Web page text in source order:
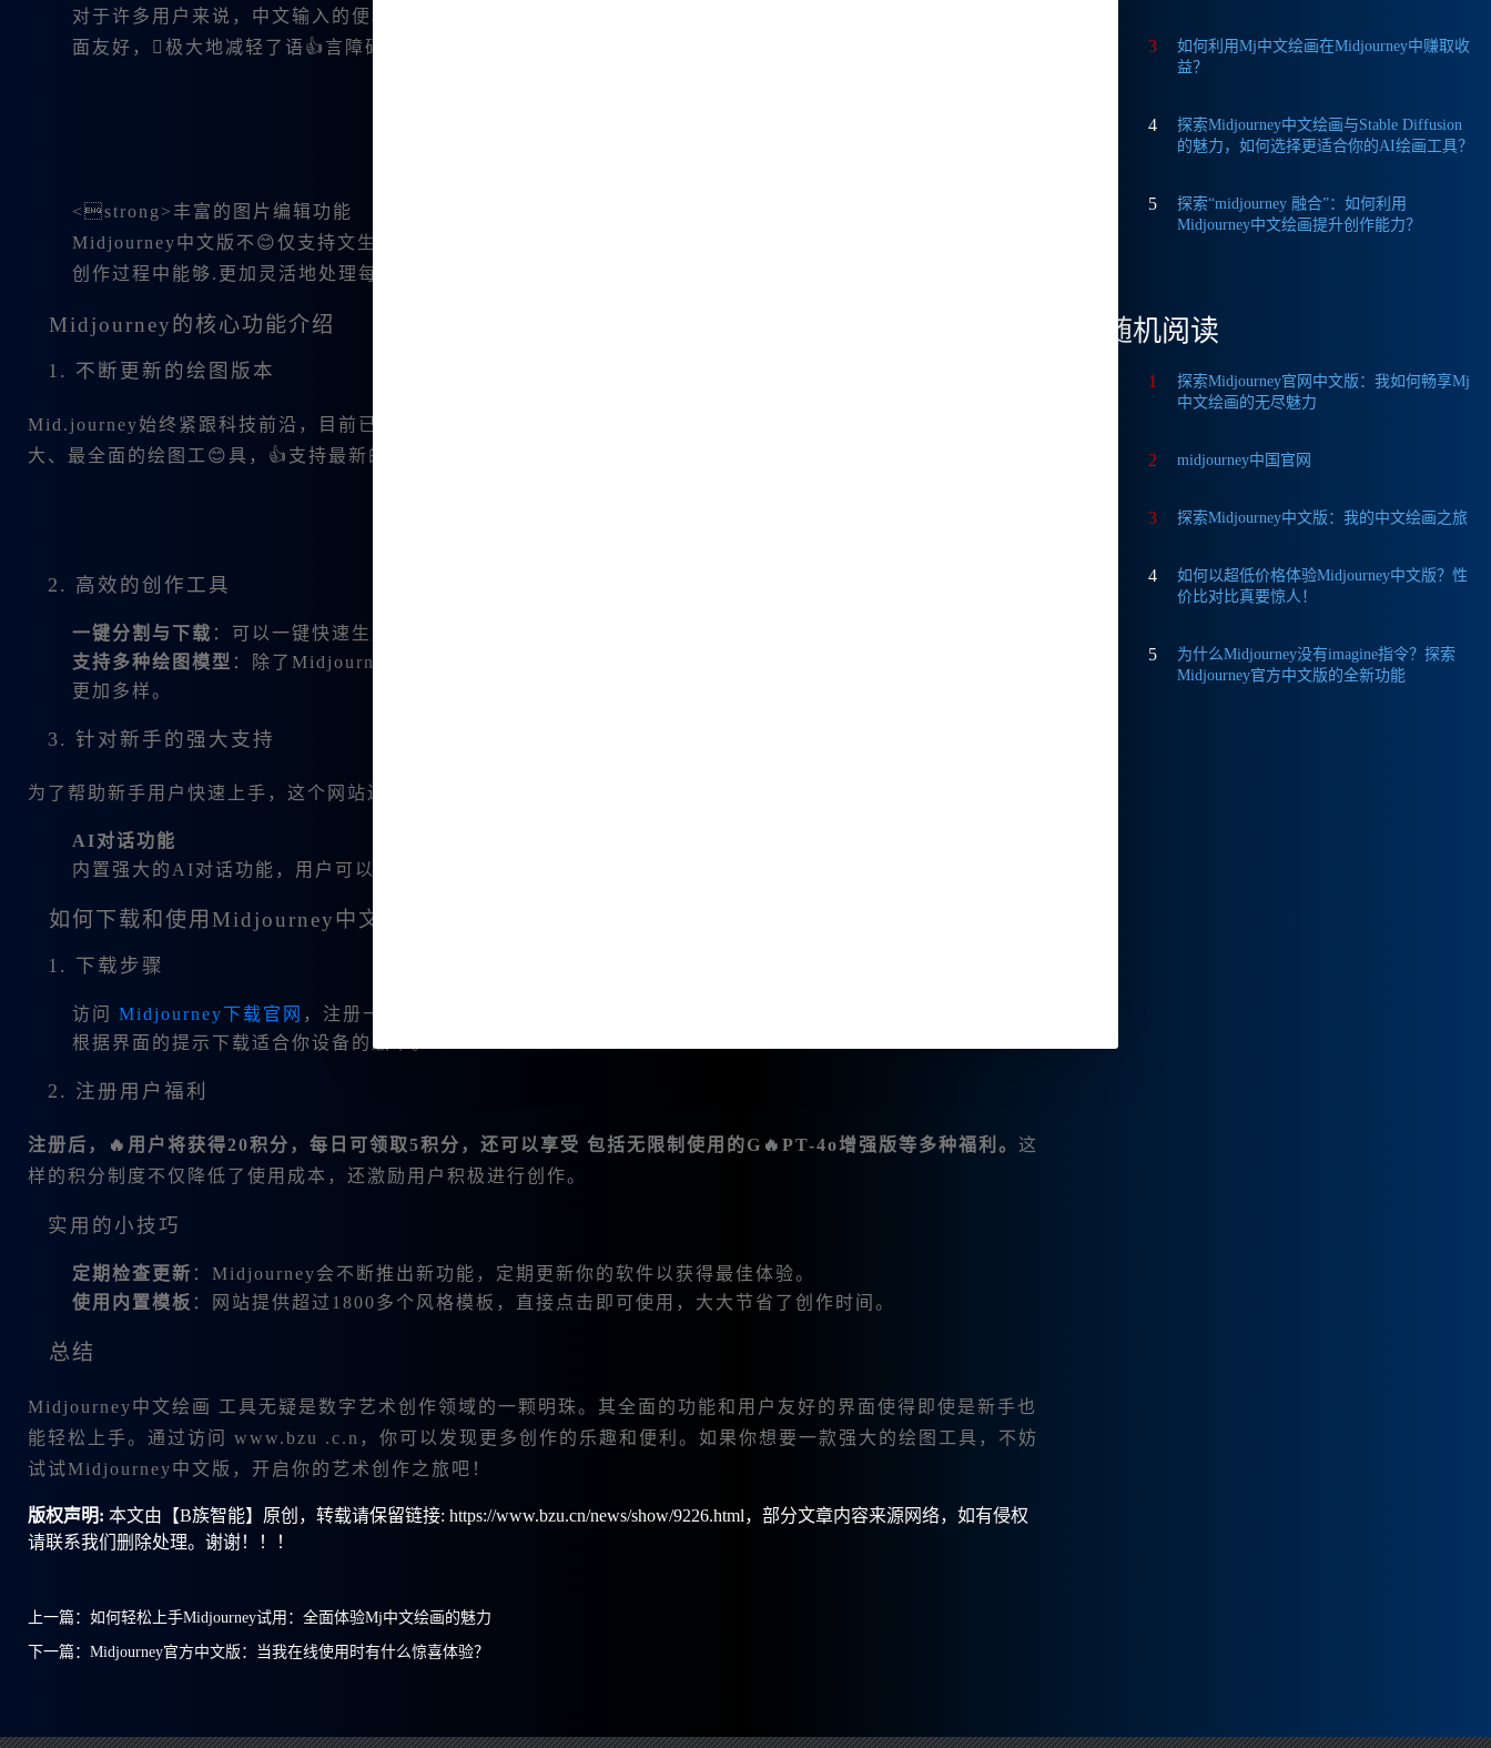
对于许多用户来说，中文输入的便利性极大提升了创作效率。Midjo urney中文绘画支持直接输入中文，而且界
面友好，极大地减轻了语👍言障碍。
<strong>丰富的图片编辑功能
Midjourney中文版不😊仅支持文生图、图生图，还提供了包括微调、平移、扩图等多种编辑功能。这让我在
创作过程中能够.更加灵活地处理每一幅作品。
Midjourney的核心功能介绍
1. 不断更新的绘图版本
Mid.journey始终紧跟科技前沿，目前已经集成了最新 的
大、最全面的绘图工😊具，👍支持最新的图像生成技术。
2. 高效的创作工具
一键分割与下载 ：可以一键快速生成四宫格图片，并轻松保存至本地。
支持多种绘图模型 ：除了Midjourney外，还可以使用SDXL绘图、Stable-diffusion等多种模型，使得创作选择
更加多样。
3. 针对新手的强大支持
为了帮助新手用户快速上手，这个网站还提供了
AI对话功能
内置强大的AI对话功能，用户可以在构思过程中与AI进行互动，获取灵感和建议，这是非常有趣的体验。
如何下载和使用Midjourney中文版？
1. 下载步骤
访问 Midjourney下载官网 ，注册一个账户。
根据界面的提示下载适合你设备的版本。
2. 注册用户福利
注册后，🔥用户将获得20积分，每日可领取5积分，还可以享受 包括无限制使用的G🔥PT-4o增强版等多种福利。 这
样的积分制度不仅降低了使用成本，还激励用户积极进行创作。
实用的小技巧
定期检查更新 ：Midjourney会不断推出新功能，定期更新你的软件以获得最佳体验。
使用内置模板 ：网站提供超过1800多个风格模板，直接点击即可使用，大大节省了创作时间。
总结
Midjourney中文绘画 工具无疑是数字艺术创作领域的一颗明珠。其全面的功能和用户友好的界面使得即使是新手也
能轻松上手。通过访问 www.bzu .c.n ，你可以发现更多创作的乐趣和便利。如果你想要一款强大的绘图工具，不妨
试试Midjourney中文版，开启你的艺术创作之旅吧！
版权声明: 本文由【B族智能】原创，转载请保留链接: https://www.bzu.cn/news/show/9226.html，部分文章内容来源网络，如有侵权
请联系我们删除处理。谢谢！！！
上一篇： 如何轻松上手Midjourney试用：全面体验Mj中文绘画的魅力
下一篇： Midjourney官方中文版：当我在线使用时有什么惊喜体验？
3
如何利用Mj中文绘画在Midjourney中赚取收
益？
4
探索Midjourney中文绘画与Stable Diffusion
的魅力，如何选择更适合你的AI绘画工具？
5
探索“midjourney 融合”：如何利用
Midjourney中文绘画提升创作能力？
随机阅读
1
探索Midjourney官网中文版：我如何畅享Mj
中文绘画的无尽魅力
2 midjourney中国官网
3 探索Midjourney中文版：我的中文绘画之旅
4
如何以超低价格体验Midjourney中文版？性
价比对比真要惊人！
5
为什么Midjourney没有imagine指令？探索
Midjourney官方中文版的全新功能